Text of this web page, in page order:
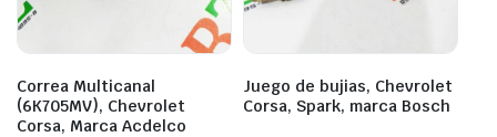
Correa Multicanal
(6K705MV), Chevrolet
Corsa, Marca Acdelco
Juego de bujias, Chevrolet
Corsa, Spark, marca Bosch